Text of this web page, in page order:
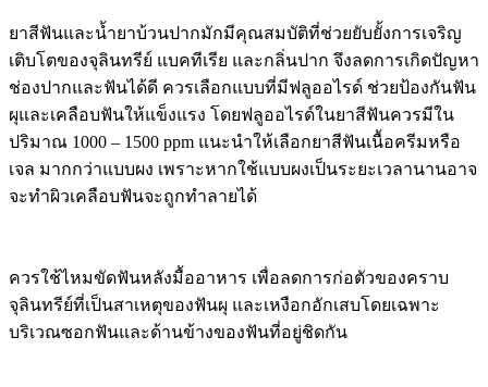
ยาสีฟันและน้ำยาบ้วนปากมักมีคุณสมบัติที่ช่วยยับยั้งการเจริญ
เติบโตของจุลินทรีย์ แบคทีเรีย และกลิ่นปาก จึงลดการเกิดปัญหา
ช่องปากและฟันได้ดี ควรเลือกแบบที่มีฟลูออไรด์ ช่วยป้องกันฟัน
ผุและเคลือบฟันให้แข็งแรง โดยฟลูออไรด์ในยาสีฟันควรมีใน
ปริมาณ 1000 – 1500 ppm แนะนำให้เลือกยาสีฟันเนื้อครีมหรือ
เจล มากกว่าแบบผง เพราะหากใช้แบบผงเป็นระยะเวลานานอาจ
จะทำผิวเคลือบฟันจะถูกทำลายได้
ควรใช้ไหมขัดฟันหลังมื้ออาหาร เพื่อลดการก่อตัวของคราบ
จุลินทรีย์ที่เป็นสาเหตุของฟันผุ และเหงือกอักเสบโดยเฉพาะ
บริเวณซอกฟันและด้านข้างของฟันที่อยู่ชิดกัน